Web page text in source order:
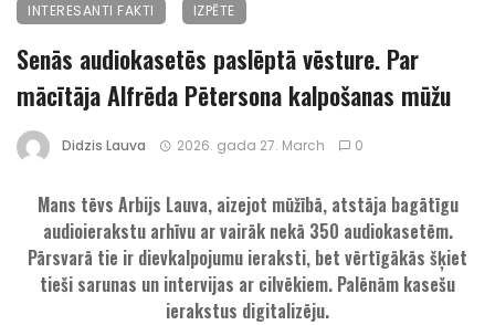
INTERESANTI FAKTI IZPĒTE
Senās audiokasetēs paslēptā vēsture. Par
mācītāja Alfrēda Pētersona kalpošanas mūžu
Didzis Lauva 2026. gada 27. March 0
Mans tēvs Arbijs Lauva, aizejot mūžībā, atstāja bagātīgu
audioierakstu arhīvu ar vairāk nekā 350 audiokasetēm.
Pārsvarā tie ir dievkalpojumu ieraksti, bet vērtīgākās šķiet
tieši sarunas un intervijas ar cilvēkiem. Palēnām kasešu
ierakstus digitalizēju.